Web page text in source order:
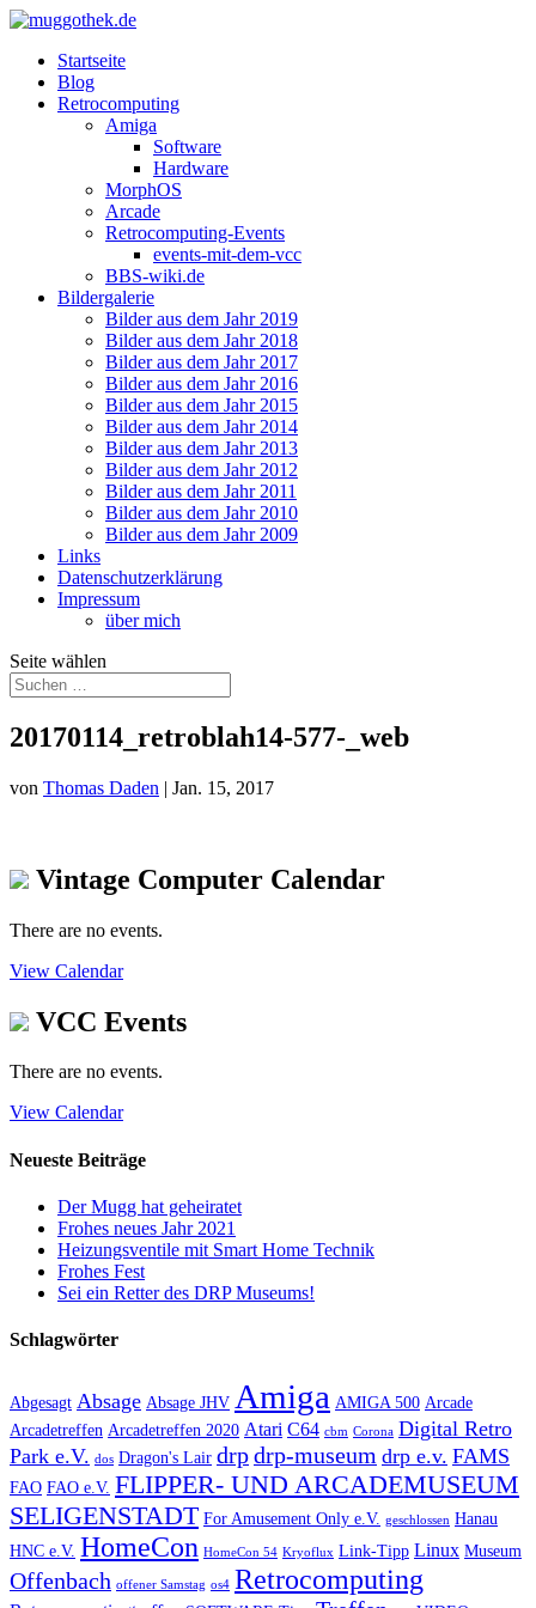
Startseite
Blog
Retrocomputing
Amiga
Software
Hardware
MorphOS
Arcade
Retrocomputing-Events
events-mit-dem-vcc
BBS-wiki.de
Bildergalerie
Bilder aus dem Jahr 2019
Bilder aus dem Jahr 2018
Bilder aus dem Jahr 2017
Bilder aus dem Jahr 2016
Bilder aus dem Jahr 2015
Bilder aus dem Jahr 2014
Bilder aus dem Jahr 2013
Bilder aus dem Jahr 2012
Bilder aus dem Jahr 2011
Bilder aus dem Jahr 2010
Bilder aus dem Jahr 2009
Links
Datenschutzerklärung
Impressum
über mich
Seite wählen
20170114_retroblah14-577-_web
von Thomas Daden | Jan. 15, 2017
Vintage Computer Calendar
There are no events.
View Calendar
VCC Events
There are no events.
View Calendar
Neueste Beiträge
Der Mugg hat geheiratet
Frohes neues Jahr 2021
Heizungsventile mit Smart Home Technik
Frohes Fest
Sei ein Retter des DRP Museums!
Schlagwörter
Abgesagt Absage Absage JHV Amiga AMIGA 500 Arcade
Arcadetreffen Arcadetreffen 2020 Atari C64 cbm Corona Digital Retro
Park e.V. dos Dragon's Lair drpdrp-museum drp e.v. FAMS
FAO FAO e.V. FLIPPER- UND ARCADEMUSEUM
SELIGENSTADT For Amusement Only e.V. geschlossen Hanau
HNC e.V. HomeCon HomeCon 54 Kryoflux Link-Tipp Linux Museum
Offenbach offener Samstag os4 Retrocomputing